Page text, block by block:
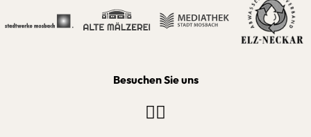
Besuchen Sie uns